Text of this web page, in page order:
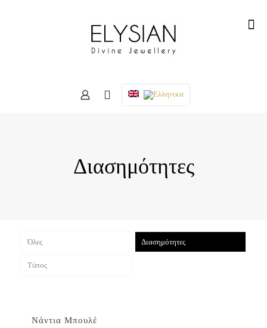
Διασημότητες
Όλες Διασημότητες
Τύπος
Νάντια Μπουλέ